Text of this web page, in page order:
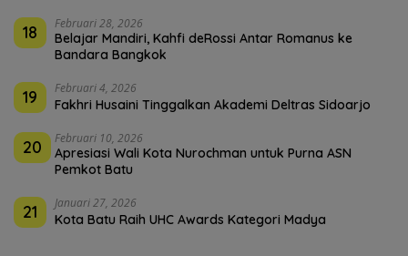
18 Februari 28, 2026
Belajar Mandiri, Kahfi deRossi Antar Romanus ke
Bandara Bangkok
19 Februari 4, 2026
Fakhri Husaini Tinggalkan Akademi Deltras Sidoarjo
20 Februari 10, 2026
Apresiasi Wali Kota Nurochman untuk Purna ASN
Pemkot Batu
21 Januari 27, 2026
Kota Batu Raih UHC Awards Kategori Madya